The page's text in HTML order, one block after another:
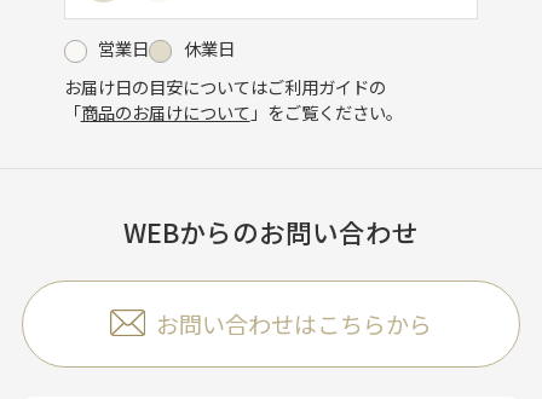
営業日
休業日
お届け日の目安についてはご利用ガイドの
「商品のお届けについて 」をご覧ください。
WEBからのお問い合わせ
お問い合わせはこちらから